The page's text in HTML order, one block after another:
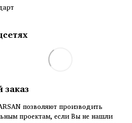
позволяют производить
проектам, если Вы не нашли